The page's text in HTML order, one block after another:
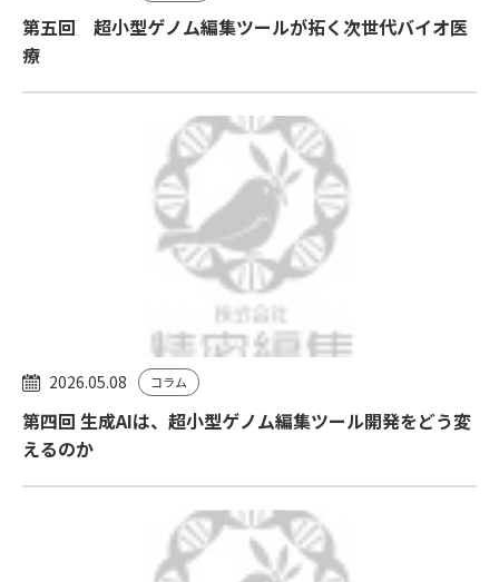
第五回 超小型ゲノム編集ツールが拓く次世代バイオ医
療
2026.05.08 コラム
第四回 生成AIは、超小型ゲノム編集ツール開発をどう変
えるのか